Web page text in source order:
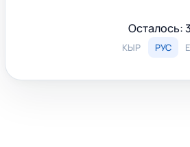
Осталось:
КЫР РУС